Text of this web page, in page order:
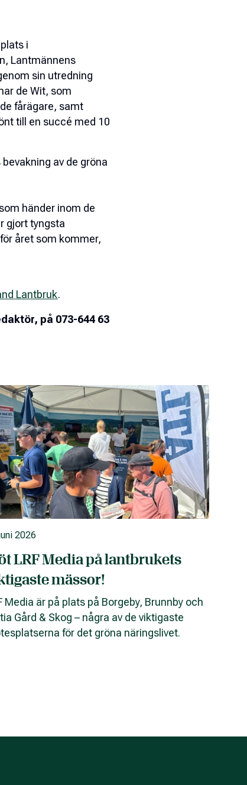
i
Lantmännens
sin utredning
de Wit, som
fårägare, samt
till en succé med 10
av de gröna
händer inom de
gjort tyngsta
året som kommer,
Lantbruk.
på 073-644 63
2026
LRF Media på lantbrukets
mässor!
Media är på plats på Borgeby, Brunnby och
Gård & Skog – några av de viktigaste
för det gröna näringslivet.